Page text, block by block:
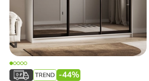
-44%